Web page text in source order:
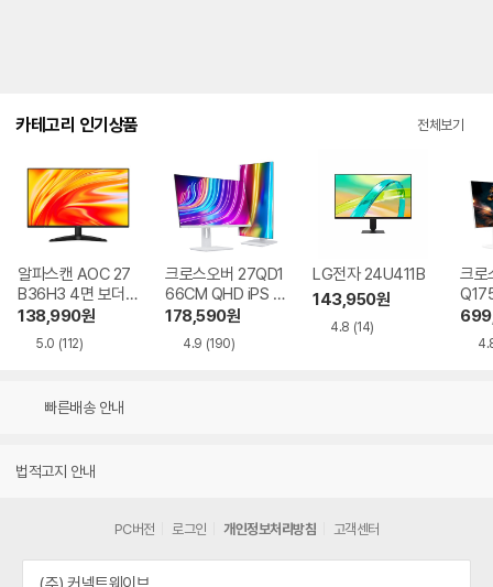
카테고리 인기상품 전체보기
알파스캔 AOC 27
B36H3 4면 보더리
스 IPS 120 시력보
호 무결점
138,990원
5.0 (112)
크로스오버 27QD1
66CM QHD iPS U
SB-C 화이트 Ai 멀
티스탠드
178,590원
4.9 (190)
LG전자 24U411B
143,950원
4.8 (14)
크로
Ai
빠른배송 안내
법적고지 안내
PC버전 로그인 개인정보처리방침 고객센터